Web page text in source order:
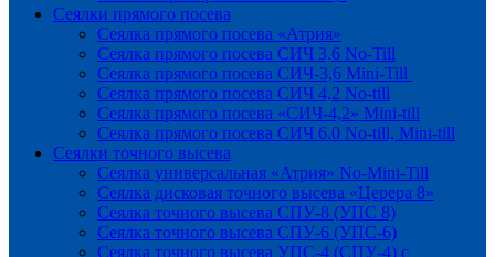
Сеялки прямого посева
Сеялка прямого посева «Атрия»
Сеялка прямого посева СИЧ 3,6 No-Till
Сеялка прямого посева СИЧ-3,6 Mini-Till
Сеялка прямого посева СИЧ 4,2 No-till
Сеялка прямого посева «СИЧ-4,2» Mini-till
Сеялка прямого посева СИЧ 6.0 No-till, Mini-till
Сеялки точного высева
Сеялка универсальная «Атрия» No-Mini-Till
Сеялка дисковая точного высева «Церера 8»
Сеялка точного высева СПУ-8 (УПС 8)
Сеялка точного высева СПУ-6 (УПС-6)
Сеялка точного высева УПС-4 (СПУ-4) с